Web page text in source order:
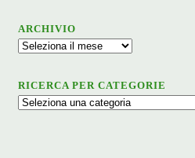
ARCHIVIO
Archivio
RICERCA PER CATEGORIE
Ricerca